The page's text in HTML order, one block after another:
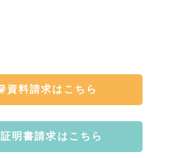
資料請求はこちら
証明書請求はこちら